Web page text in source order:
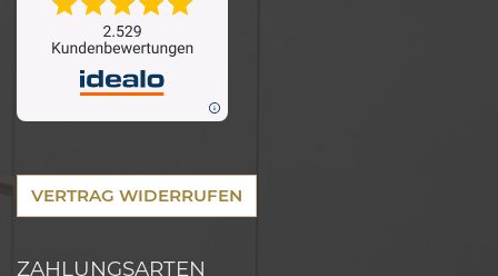
VERTRAG WIDERRUFEN
ZAHLUNGSARTEN